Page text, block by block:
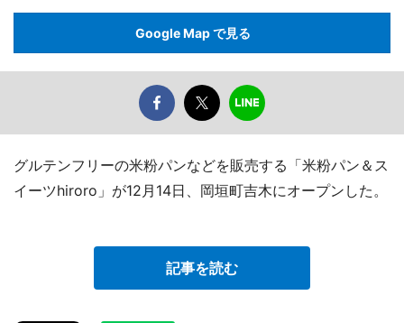
Google Map で見る
グルテンフリーの米粉パンなどを販売する「米粉パン＆ス
イーツhiroro」が12月14日、岡垣町吉木にオープンした。
記事を読む